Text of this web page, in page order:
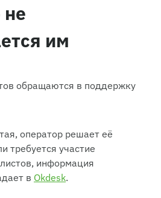
им
обращаются в поддержку
оператор решает её
требуется участие
информация
в Okdesk.